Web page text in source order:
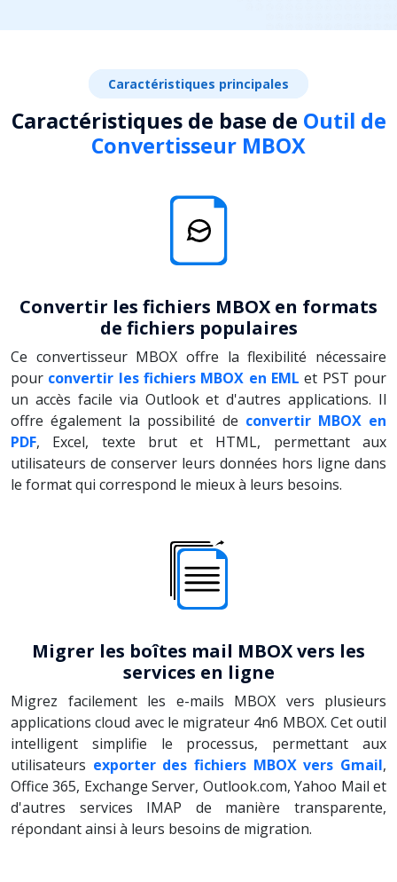
Caractéristiques principales
Caractéristiques de base de Outil de
Convertisseur MBOX
Convertir les fichiers MBOX en formats
de fichiers populaires
Ce convertisseur MBOX offre la flexibilité nécessaire
pour convertir les fichiers MBOX en EML et PST pour
un accès facile via Outlook et d'autres applications. Il
offre également la possibilité de convertir MBOX en
PDF, Excel, texte brut et HTML, permettant aux
utilisateurs de conserver leurs données hors ligne dans
le format qui correspond le mieux à leurs besoins.
Migrer les boîtes mail MBOX vers les
services en ligne
Migrez facilement les e-mails MBOX vers plusieurs
applications cloud avec le migrateur 4n6 MBOX. Cet outil
intelligent simplifie le processus, permettant aux
utilisateurs exporter des fichiers MBOX vers Gmail,
Office 365, Exchange Server, Outlook.com, Yahoo Mail et
d'autres services IMAP de manière transparente,
répondant ainsi à leurs besoins de migration.